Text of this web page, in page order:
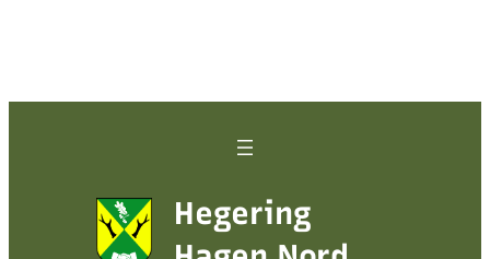
Hegering